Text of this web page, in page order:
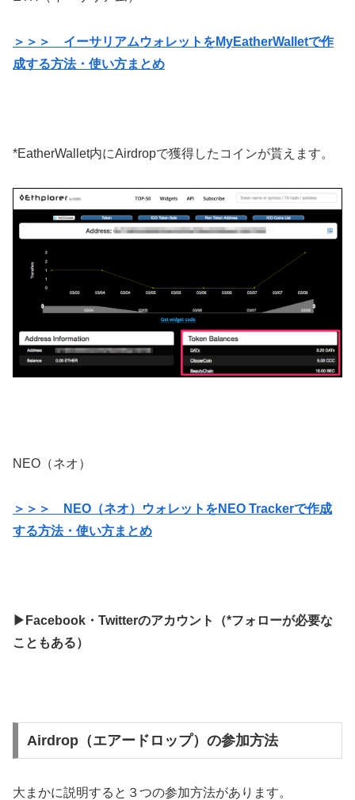
＞＞＞ イーサリアムウォレットをMyEatherWalletで作
成する方法・使い方まとめ
*EatherWallet内にAirdropで獲得したコインが貰えます。
NEO（ネオ）
＞＞＞ NEO（ネオ）ウォレットをNEO Trackerで作成
する方法・使い方まとめ
▶Facebook・Twitterのアカウント（*フォローが必要な
こともある）
Airdrop（エアードロップ）の参加方法
大まかに説明すると３つの参加方法があります。